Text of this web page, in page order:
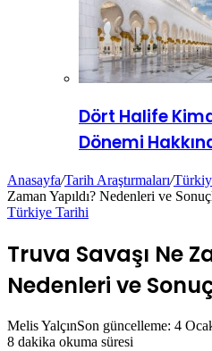
Dört Halife
Dönemi
Anasayfa/Tarih Araştırmaları/
Zaman Yapıldı? Nedenleri ve
Türkiye Tarihi
Truva Savaşı Ne
Nedenleri ve
Melis YalçınSon güncelleme: 4
8 dakika okuma süresi